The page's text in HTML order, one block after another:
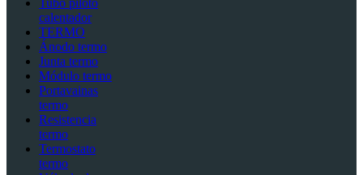
Tubo piloto
calentador
TERMO
Ánodo termo
Junta termo
Módulo termo
Portavainas
termo
Resistencia
termo
Termostato
termo